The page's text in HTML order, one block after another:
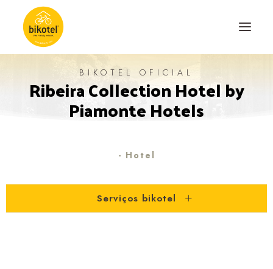
SOBRE NÓS
BLOG
BIKOTEL OFICIAL
Ribeira Collection Hotel by
Piamonte Hotels
- Hotel
Serviços bikotel